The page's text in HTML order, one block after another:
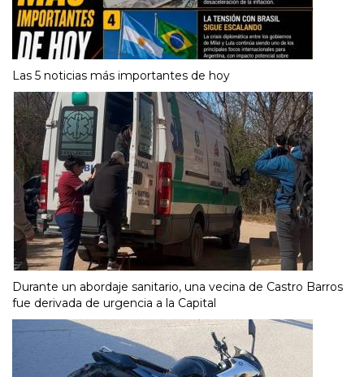
Las 5 noticias más importantes de hoy
Durante un abordaje sanitario, una vecina de Castro Barros
fue derivada de urgencia a la Capital